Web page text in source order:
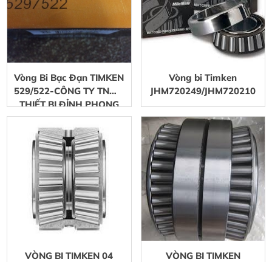
Vòng Bi Bạc Đạn TIMKEN
529/522-CÔNG TY TNHH
THIẾT BỊ ĐỈNH PHONG
Vòng bi Timken
JHM720249/JHM720210
VÒNG BI TIMKEN 04
VÒNG BI TIMKEN